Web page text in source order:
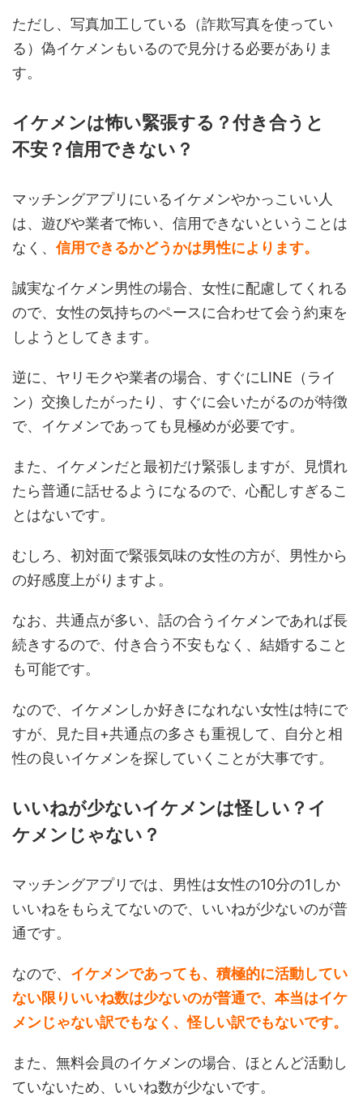
ただし、写真加工している（詐欺写真を使ってい
る）偽イケメンもいるので見分ける必要がありま
す。
イケメンは怖い緊張する？付き合うと
不安？信用できない？
マッチングアプリにいるイケメンやかっこいい人
は、遊びや業者で怖い、信用できないということは
なく、 信用できるかどうかは男性によります。
誠実なイケメン男性の場合、女性に配慮してくれる
ので、女性の気持ちのペースに合わせて会う約束を
しようとしてきます。
逆に、ヤリモクや業者の場合、すぐにLINE（ライ
ン）交換したがったり、すぐに会いたがるのが特徴
で、イケメンであっても見極めが必要です。
また、イケメンだと最初だけ緊張しますが、見慣れ
たら普通に話せるようになるので、心配しすぎるこ
とはないです。
むしろ、初対面で緊張気味の女性の方が、男性から
の好感度上がりますよ。
なお、共通点が多い、話の合うイケメンであれば長
続きするので、付き合う不安もなく、結婚すること
も可能です。
なので、イケメンしか好きになれない女性は特にで
すが、見た目+共通点の多さも重視して、自分と相
性の良いイケメンを探していくことが大事です。
いいねが少ないイケメンは怪しい？イ
ケメンじゃない？
マッチングアプリでは、男性は女性の10分の1しか
いいねをもらえてないので、いいねが少ないのが普
通です。
なので、 イケメンであっても、積極的に活動してい
ない限りいいね数は少ないのが普通で、本当はイケ
メンじゃない訳でもなく、怪しい訳でもないです。
また、無料会員のイケメンの場合、ほとんど活動し
ていないため、いいね数が少ないです。